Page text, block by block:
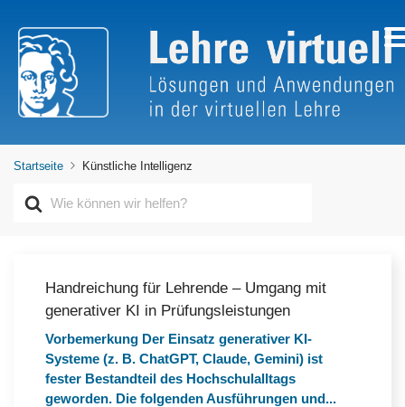
Startseite Künstliche Intelligenz
Handreichung für Lehrende – Umgang mit
generativer KI in Prüfungsleistungen
Vorbemerkung Der Einsatz generativer KI-
Systeme (z. B. ChatGPT, Claude, Gemini) ist
fester Bestandteil des Hochschulalltags
geworden. Die folgenden Ausführungen und...